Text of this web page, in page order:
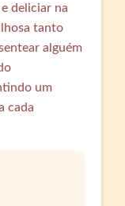
deliciar na
tanto
alguém
um
cada